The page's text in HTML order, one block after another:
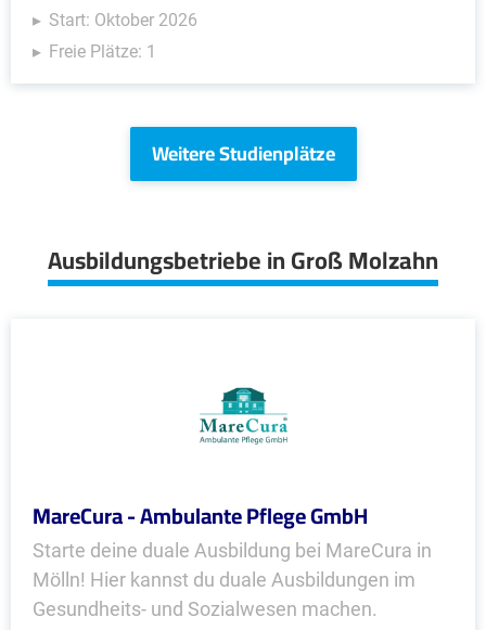
Start: Oktober 2026
Freie Plätze: 1
Weitere Studienplätze
Ausbildungsbetriebe in Groß Molzahn
MareCura - Ambulante Pflege GmbH
Starte deine duale Ausbildung bei MareCura in
Mölln! Hier kannst du duale Ausbildungen im
Gesundheits- und Sozialwesen machen.